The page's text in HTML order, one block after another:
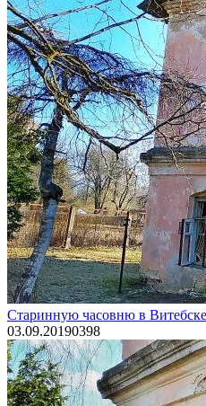
Старинную часовню в
03.09.20190398